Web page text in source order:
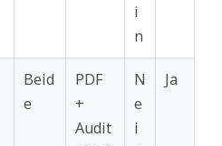
i
n
Beid
e
PDF
+
Audit
N
e
i
Ja